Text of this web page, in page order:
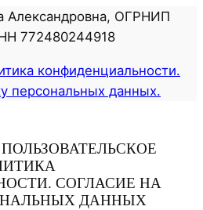
Александровна, ОГРНИП
772480244918
конфиденциальности.
персональных данных.
СОГЛАСИЕ НА
ДАННЫХ